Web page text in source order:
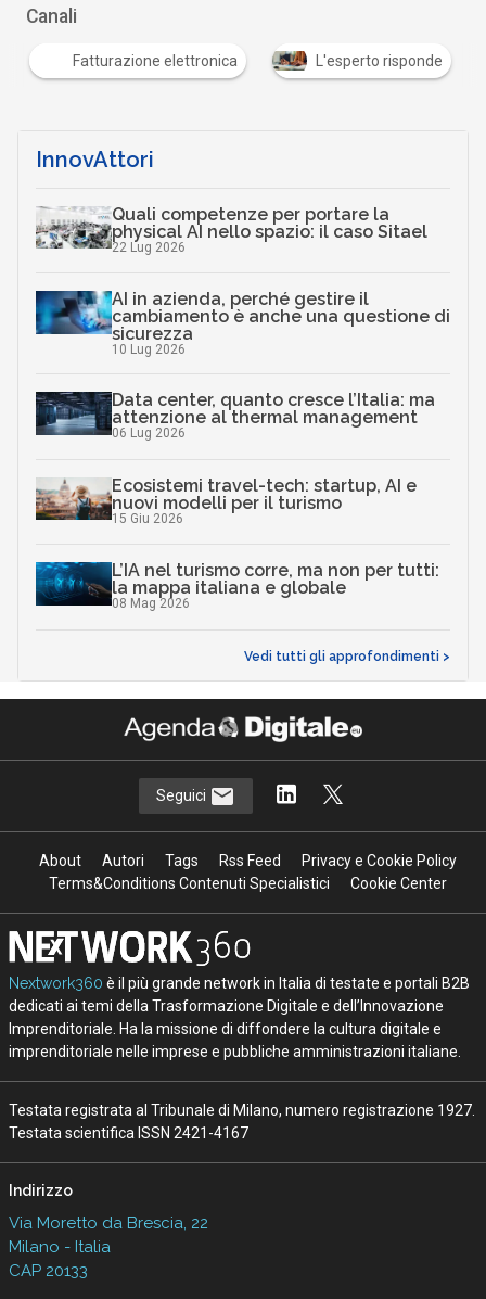
Canali
Fatturazione elettronica L'esperto risponde
InnovAttori
Quali competenze per portare la
physical AI nello spazio: il caso Sitael
22 Lug 2026
AI in azienda, perché gestire il
cambiamento è anche una questione di
sicurezza
10 Lug 2026
Data center, quanto cresce l’Italia: ma
attenzione al thermal management
06 Lug 2026
Ecosistemi travel-tech: startup, AI e
nuovi modelli per il turismo
15 Giu 2026
L’IA nel turismo corre, ma non per tutti:
la mappa italiana e globale
08 Mag 2026
Vedi tutti gli approfondimenti >
Seguici
About Autori Tags Rss Feed
Privacy e Cookie Policy
Terms&Conditions Contenuti Specialistici
Cookie Center
Nextwork360 è il più grande network in Italia di testate e portali B2B
dedicati ai temi della Trasformazione Digitale e dell’Innovazione
Imprenditoriale. Ha la missione di diffondere la cultura digitale e
imprenditoriale nelle imprese e pubbliche amministrazioni italiane.
Testata registrata al Tribunale di Milano, numero registrazione 1927.
Testata scientifica ISSN 2421-4167
Indirizzo
Via Moretto da Brescia, 22
Milano - Italia
CAP 20133